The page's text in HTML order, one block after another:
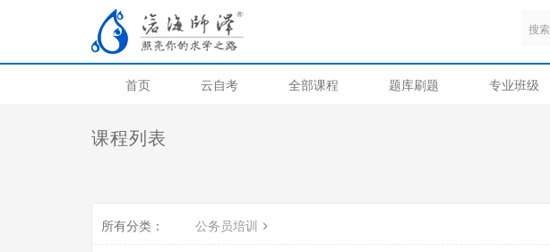
首页 云自考 全部课程 题库刷题 专业班级
课程列表
所有分类： 公务员培训